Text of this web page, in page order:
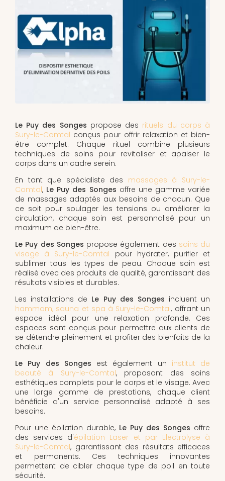
Le Puy des Songes propose des rituels du corps à
Sury-le-Comtal conçus pour offrir relaxation et bien-
être complet. Chaque rituel combine plusieurs
techniques de soins pour revitaliser et apaiser le
corps dans un cadre serein.
En tant que spécialiste des massages à Sury-le-
Comtal, Le Puy des Songes offre une gamme variée
de massages adaptés aux besoins de chacun. Que
ce soit pour soulager les tensions ou améliorer la
circulation, chaque soin est personnalisé pour un
maximum de bien-être.
Le Puy des Songes propose également des soins du
visage à Sury-le-Comtal pour hydrater, purifier et
sublimer tous les types de peau. Chaque soin est
réalisé avec des produits de qualité, garantissant des
résultats visibles et durables.
Les installations de Le Puy des Songes incluent un
hammam, sauna et spa à Sury-le-Comtal, offrant un
espace idéal pour une relaxation profonde. Ces
espaces sont conçus pour permettre aux clients de
se détendre pleinement et profiter des bienfaits de la
chaleur.
Le Puy des Songes est également un institut de
beauté à Sury-le-Comtal, proposant des soins
esthétiques complets pour le corps et le visage. Avec
une large gamme de prestations, chaque client
bénéficie d'un service personnalisé adapté à ses
besoins.
Pour une épilation durable, Le Puy des Songes offre
des services d'épilation Laser et par Electrolyse à
Sury-le-Comtal, garantissant des résultats efficaces
et permanents. Ces techniques innovantes
permettent de cibler chaque type de poil en toute
sécurité.